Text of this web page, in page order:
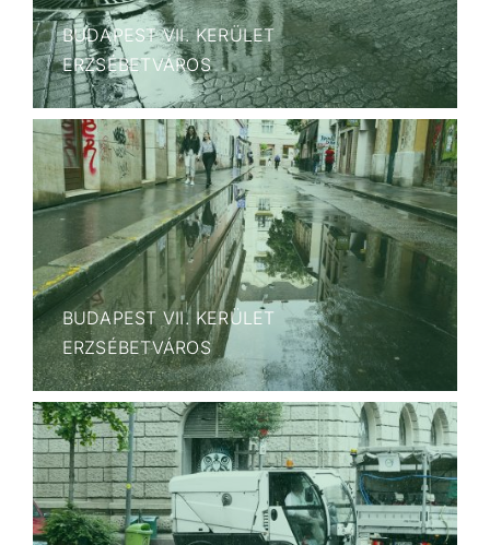
BUDAPEST VII. KERÜLET
ERZSÉBETVÁROS
BUDAPEST VII. KERÜLET
ERZSÉBETVÁROS